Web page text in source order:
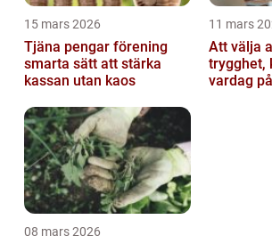
15 mars 2026
Tjäna pengar förening
smarta sätt att stärka
kassan utan kaos
11 mars
Att välja
trygghet,
vardag
08 mars 2026